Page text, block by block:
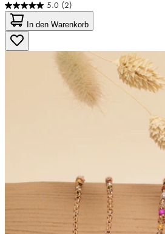
5.0 (2)
5.0
von
5
Sternen.
2
Bewertungen
In den Warenkorb